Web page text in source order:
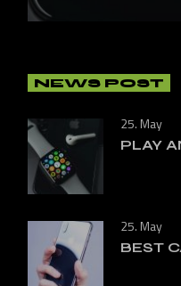
NEWS POST
25. May
PLAY
25. May
BEST